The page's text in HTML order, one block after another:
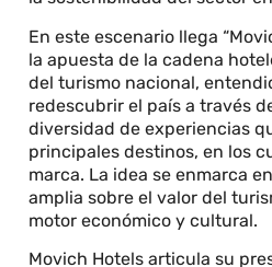
En este escenario llega
la apuesta de la cadena
del turismo nacional,
redescubrir el país a través
diversidad de experiencias
principales destinos, en los
marca. La idea se enmarca
amplia sobre el valor del
motor económico y cultural.
Movich Hotels articula su